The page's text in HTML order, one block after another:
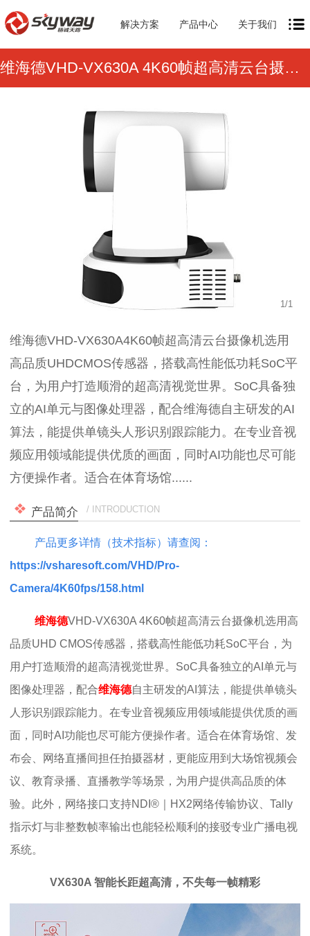
解决方案 产品中心 关于我们
维海德VHD-VX630A 4K60帧超高清云台摄像机
1/1
维海德VHD-VX630A4K60帧超高清云台摄像机选用
高品质UHDCMOS传感器，搭载高性能低功耗SoC平
台，为用户打造顺滑的超高清视觉世界。SoC具备独
立的AI单元与图像处理器，配合维海德自主研发的AI
算法，能提供单镜头人形识别跟踪能力。在专业音视
频应用领域能提供优质的画面，同时AI功能也尽可能
方便操作者。适合在体育场馆......
产品简介 / INTRODUCTION
产品更多详情（技术指标）请查阅：
https://vsharesoft.com/VHD/Pro-
Camera/4K60fps/158.html
维海德VHD-VX630A 4K60帧超高清云台摄像机选用高
品质UHD CMOS传感器，搭载高性能低功耗SoC平台，为
用户打造顺滑的超高清视觉世界。SoC具备独立的AI单元与
图像处理器，配合维海德自主研发的AI算法，能提供单镜头
人形识别跟踪能力。在专业音视频应用领域能提供优质的画
面，同时AI功能也尽可能方便操作者。适合在体育场馆、发
布会、网络直播间担任拍摄器材，更能应用到大场馆视频会
议、教育录播、直播教学等场景，为用户提供高品质的体
验。此外，网络接口支持NDI®｜HX2网络传输协议、Tally
指示灯与非整数帧率输出也能轻松顺利的接驳专业广播电视
系统。
VX630A 智能长距超高清，不失每一帧精彩